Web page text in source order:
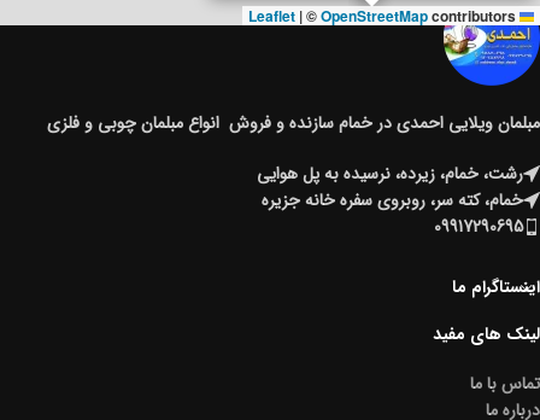
|©OpenStreetMapcontributors
مبلمان ویلایی احمدی در خمام سازنده و فروش انواع مبلمان چوبی و فلزی
رشت، خمام، زیرده، نرسیده به پل هوایی
خمام، کته سر، روبروی سفره خانه جزیره
09917290695
اینستاگرام ما
لینک های مفید
تماس با ما
درباره ما